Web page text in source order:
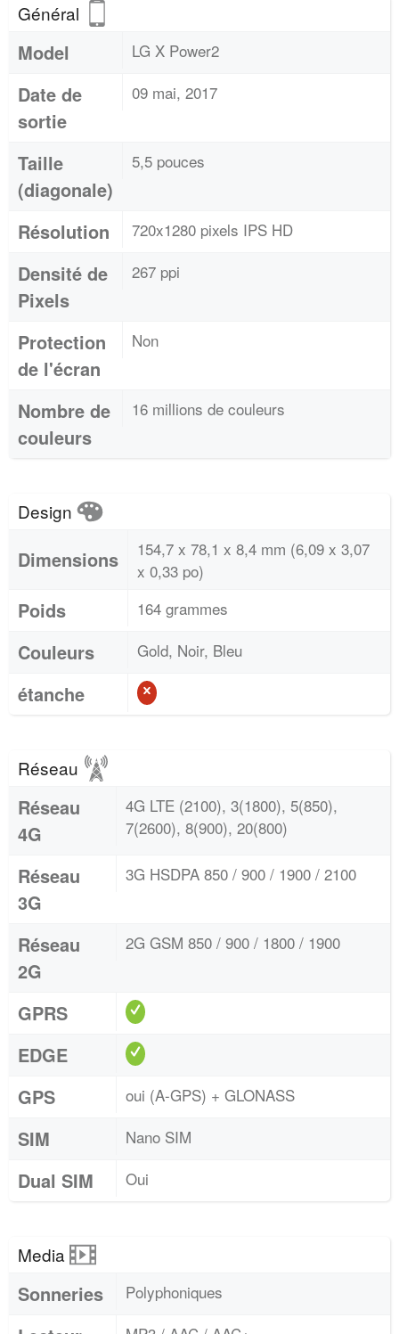
Général
Model LG X Power2
Date de
sortie
09 mai, 2017
Taille
(diagonale)
5,5 pouces
Résolution 720x1280 pixels IPS HD
Densité de
Pixels
267 ppi
Protection
de l'écran
Non
Nombre de
couleurs
16 millions de couleurs
Design
Dimensions
154,7 x 78,1 x 8,4 mm (6,09 x 3,07
x 0,33 po)
Poids 164 grammes
Couleurs Gold, Noir, Bleu
étanche
Réseau
Réseau
4G
4G LTE (2100), 3(1800), 5(850),
7(2600), 8(900), 20(800)
Réseau
3G
3G HSDPA 850 / 900 / 1900 / 2100
Réseau
2G
2G GSM 850 / 900 / 1800 / 1900
GPRS
EDGE
GPS
oui (A-GPS) + GLONASS
SIM Nano SIM
Dual SIM Oui
Media
Sonneries Polyphoniques